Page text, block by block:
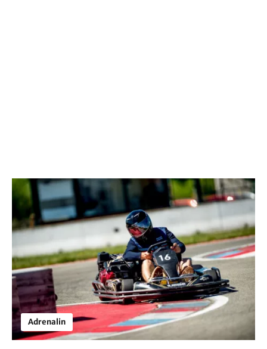
Adrenalin